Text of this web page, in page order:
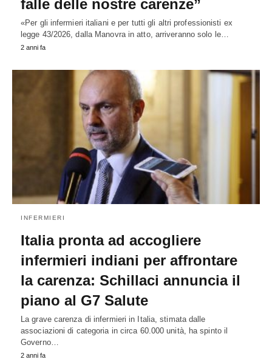
falle delle nostre carenze”
«Per gli infermieri italiani e per tutti gli altri professionisti ex
legge 43/2026, dalla Manovra in atto, arriveranno solo le…
2 anni fa
INFERMIERI
Italia pronta ad accogliere
infermieri indiani per affrontare
la carenza: Schillaci annuncia il
piano al G7 Salute
La grave carenza di infermieri in Italia, stimata dalle
associazioni di categoria in circa 60.000 unità, ha spinto il
Governo…
2 anni fa